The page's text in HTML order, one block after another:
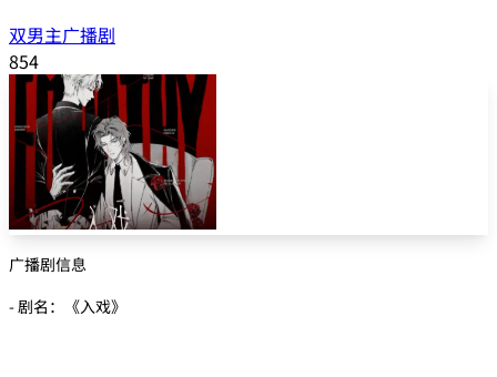
双男主广播剧
854
广播剧信息
- 剧名：《入戏》